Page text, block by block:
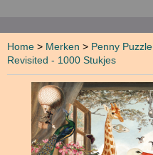
Home > Merken > Penny Puzzle
Revisited - 1000 Stukjes